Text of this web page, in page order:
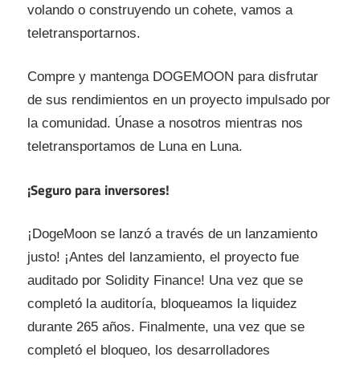
volando o construyendo un cohete, vamos a
teletransportarnos.
Compre y mantenga DOGEMOON para disfrutar
de sus rendimientos en un proyecto impulsado por
la comunidad. Únase a nosotros mientras nos
teletransportamos de Luna en Luna.
¡Seguro para inversores!
¡DogeMoon se lanzó a través de un lanzamiento
justo! ¡Antes del lanzamiento, el proyecto fue
auditado por Solidity Finance! Una vez que se
completó la auditoría, bloqueamos la liquidez
durante 265 años. Finalmente, una vez que se
completó el bloqueo, los desarrolladores